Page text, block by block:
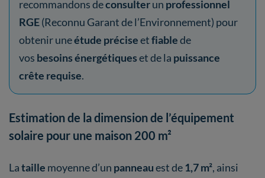
recommandons deconsulterun professionnel
RGE(Reconnu Garant de l’Environnement) pour
obtenir uneétude préciseetfiablede
vos besoins énergétiqueset de la puissance
crête requise.
Estimation de la dimension de l’équipement
solaire pour une maison 200 m²
Lataille moyenne d’un panneauest de1,7 m², ainsi